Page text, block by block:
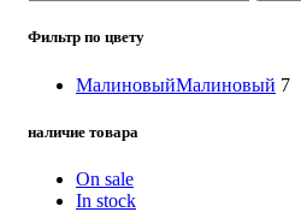
Фильтр по цвету
МалиновыйМалиновый 7
наличие товара
On sale
In stock